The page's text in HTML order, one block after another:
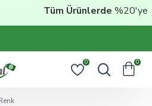
Tüm Ürünlerde%20'ye
0 0